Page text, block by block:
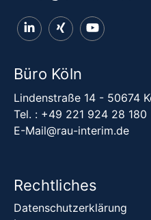
Büro Köln
Lindenstraße 14 - 50674
Tel. : +49 221 924 28 180
E-Mail@rau-interim.de
Rechtliches
Datenschutzerklärung